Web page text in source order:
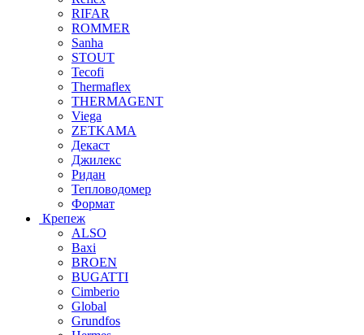
RIFAR
ROMMER
Sanha
STOUT
Tecofi
Thermaflex
THERMAGENT
Viega
ZETKAMA
Декаст
Джилекс
Ридан
Тепловодомер
Формат
Крепеж
ALSO
Baxi
BROEN
BUGATTI
Cimberio
Global
Grundfos